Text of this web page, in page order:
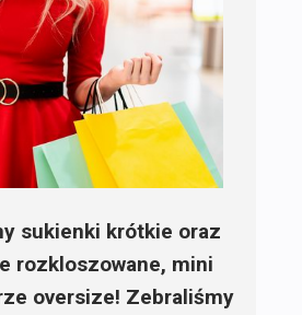
sukienki krótkie oraz
rozkloszowane, mini
oversize! Zebraliśmy